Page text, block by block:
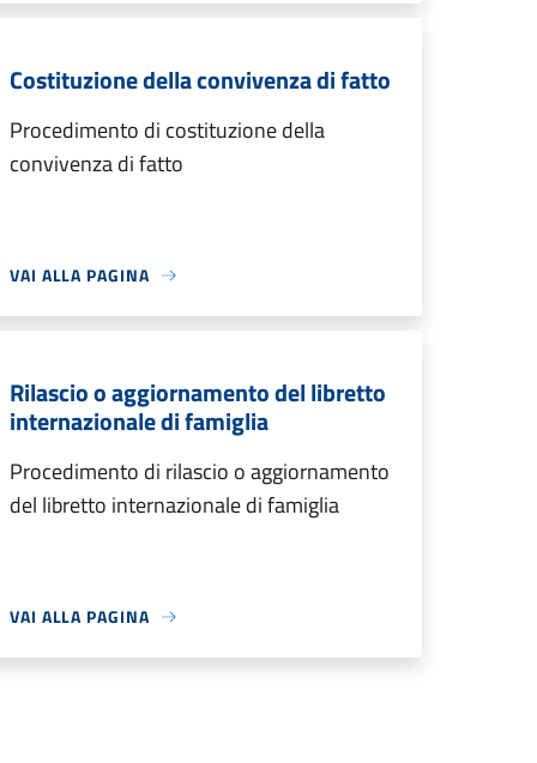
Costituzione della convivenza di fatto
Procedimento di costituzione della
convivenza di fatto
VAI ALLA PAGINA
Rilascio o aggiornamento del libretto
internazionale di famiglia
Procedimento di rilascio o aggiornamento
del libretto internazionale di famiglia
VAI ALLA PAGINA